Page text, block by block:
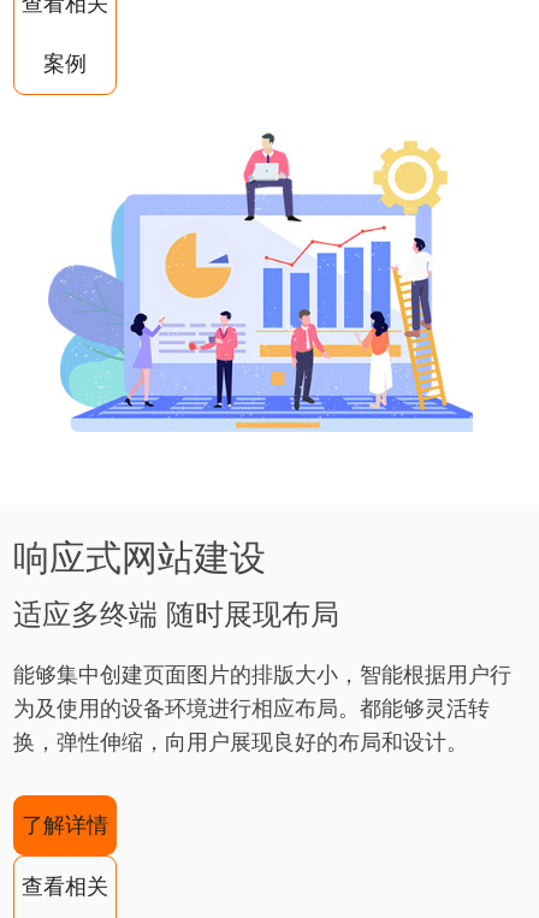
案例
响应式网站建设
适应多终端 随时展现布局
能够集中创建页面图片的排版大小，智能根据用户行
为及使用的设备环境进行相应布局。都能够灵活转
换，弹性伸缩，向用户展现良好的布局和设计。
了解详情
查看相关